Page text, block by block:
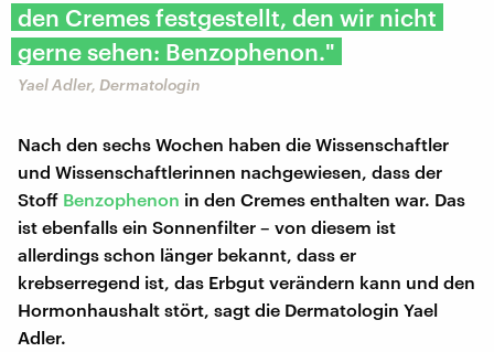
den Cremes festgestellt, den wir nicht
gerne sehen: Benzophenon."
Yael Adler, Dermatologin
Nach den sechs Wochen haben die Wissenschaftler
und Wissenschaftlerinnen nachgewiesen, dass der
Stoff Benzophenon in den Cremes enthalten war. Das
ist ebenfalls ein Sonnenfilter – von diesem ist
allerdings schon länger bekannt, dass er
krebserregend ist, das Erbgut verändern kann und den
Hormonhaushalt stört, sagt die Dermatologin Yael
Adler.